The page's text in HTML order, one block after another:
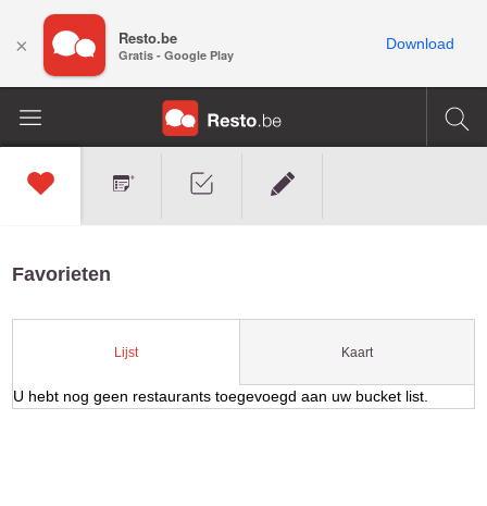
Favorieten
Lijst Kaart
U hebt nog geen restaurants toegevoegd aan uw bucket list.
× Resto.be
Gratis - Google Play
Download